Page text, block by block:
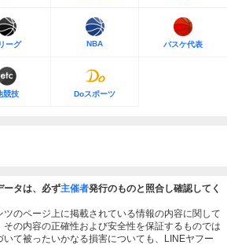
ーグ NBA バスケ代表
競技 Doスポーツ
ータは、必ず主催者発行のものと照合し確認してく
のページ上に掲載されている情報の内容に関して
の内容の正確性および安全性を保証するものでは
て被ったいかなる損害についても、LINEヤフー